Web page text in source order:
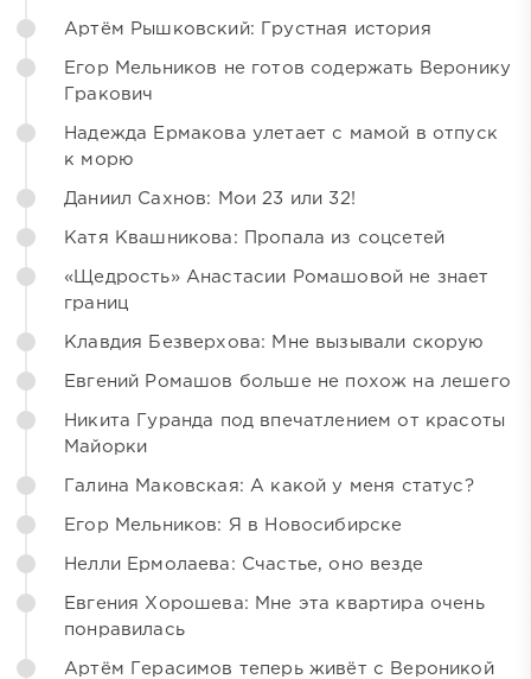
Артём Рышковский: Грустная история
Егор Мельников не готов содержать Веронику
Гракович
Надежда Ермакова улетает с мамой в отпуск
к морю
Даниил Сахнов: Мои 23 или 32!
Катя Квашникова: Пропала из соцсетей
«Щедрость» Анастасии Ромашовой не знает
границ
Клавдия Безверхова: Мне вызывали скорую
Евгений Ромашов больше не похож на лешего
Никита Гуранда под впечатлением от красоты
Майорки
Галина Маковская: А какой у меня статус?
Егор Мельников: Я в Новосибирске
Нелли Ермолаева: Счастье, оно везде
Евгения Хорошева: Мне эта квартира очень
понравилась
Артём Герасимов теперь живёт с Вероникой